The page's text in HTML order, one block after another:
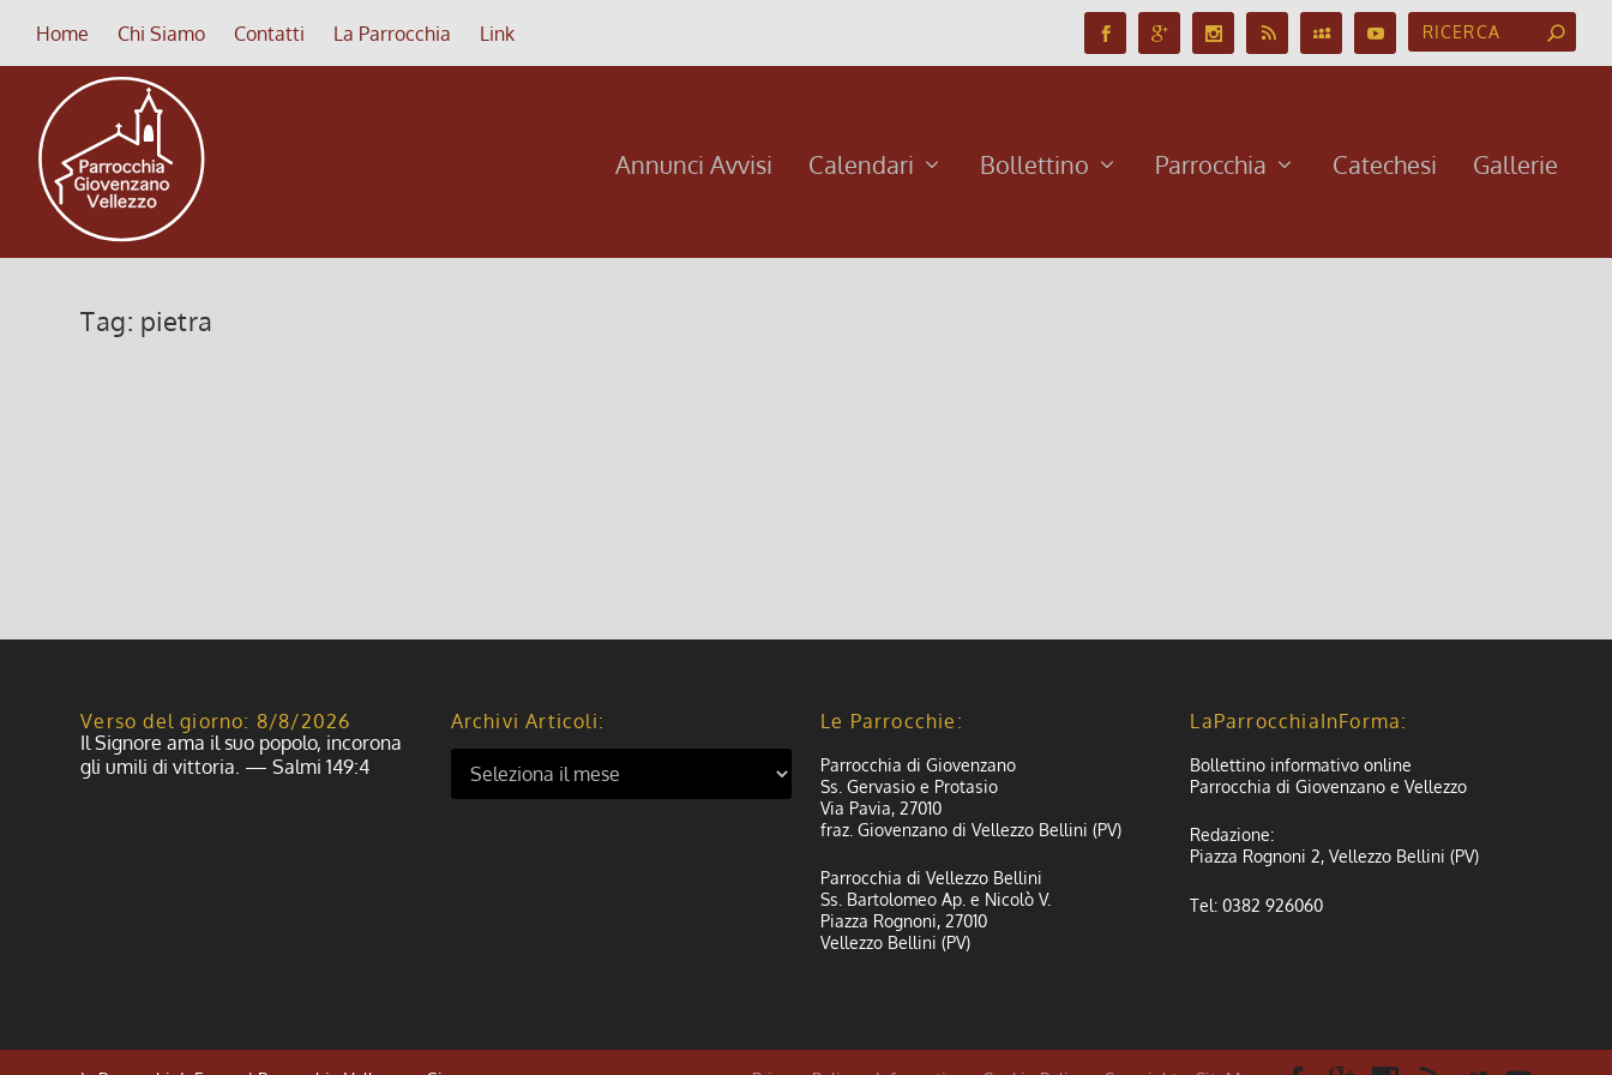
Home Chi Siamo Contatti La Parrocchia Link
Annunci Avvisi Calendari Bollettino Parrocchia Catechesi Gallerie
Tag: pietra
Verso del giorno: 8/8/2026
Il Signore ama il suo popolo, incorona
gli umili di vittoria. — Salmi 149:4
Archivi Articoli: Le Parrocchie:
Parrocchia di Giovenzano
Ss. Gervasio e Protasio
Via Pavia, 27010
fraz. Giovenzano di Vellezzo Bellini (PV)
Parrocchia di Vellezzo Bellini
Ss. Bartolomeo Ap. e Nicolò V.
Piazza Rognoni, 27010
Vellezzo Bellini (PV)
LaParrocchiaInForma:
Bollettino informativo online
Parrocchia di Giovenzano e Vellezzo
Redazione:
Piazza Rognoni 2, Vellezzo Bellini (PV)
Tel: 0382 926060